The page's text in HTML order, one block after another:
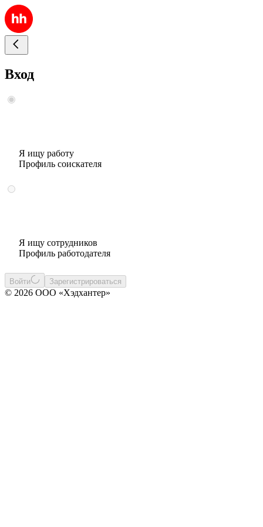
Вход
Я ищу работу
Профиль соискателя
Я ищу сотрудников
Профиль работодателя
Войти Зарегистрироваться
© 2026 ООО «Хэдхантер»